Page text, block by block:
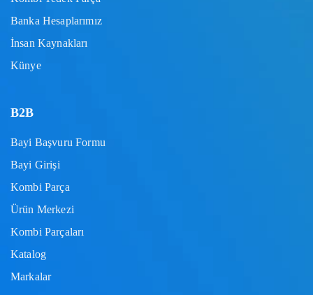
Banka Hesaplarımız
İnsan Kaynakları
Künye
B2B
Bayi Başvuru Formu
Bayi Girişi
Kombi Parça
Ürün Merkezi
Kombi Parçaları
Katalog
Markalar